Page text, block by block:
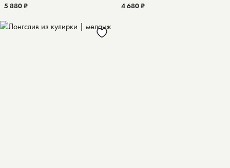
5 880 ₽
4 680 ₽